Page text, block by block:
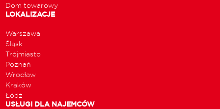
Dom towarowy
LOKALIZACJE
Warszawa
Śląsk
Trójmiasto
Poznań
Wrocław
Kraków
Łódź
USŁUGI DLA NAJEMCÓW